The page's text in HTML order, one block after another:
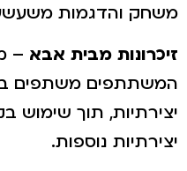
משחק והדגמות
זיכרונות מבית אבא –
המשתתפים משתפים
יצירתיות, תוך שימוש
יצירתיות נוספות.